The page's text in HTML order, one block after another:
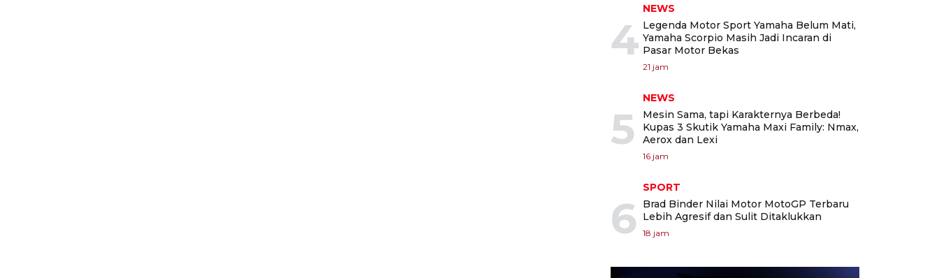
4
NEWS
Legenda Motor Sport Yamaha Belum Mati,
Yamaha Scorpio Masih Jadi Incaran di
Pasar Motor Bekas
21 jam
5
NEWS
Mesin Sama, tapi Karakternya Berbeda!
Kupas 3 Skutik Yamaha Maxi Family: Nmax,
Aerox dan Lexi
16 jam
6
SPORT
Brad Binder Nilai Motor MotoGP Terbaru
Lebih Agresif dan Sulit Ditaklukkan
18 jam